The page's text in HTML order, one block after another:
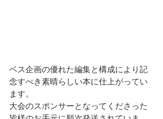
ベス企画の優れた編集と構成により記
念すべき素晴らしい本に仕上がってい
ます。
大会のスポンサーとなってくださった